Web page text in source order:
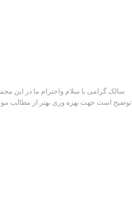
سالک گرامی با سلام واحترام ما در این
توضیح است جهت بهره وری بهتر از مطالب